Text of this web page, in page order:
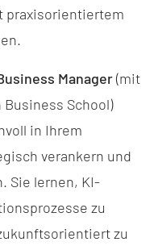
praxisorientiertem
Manager(mit
School)
in Ihrem
verankern und
Sie lernen, KI-
zu
zu